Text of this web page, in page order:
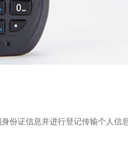
证信息并进行登记传输个人信